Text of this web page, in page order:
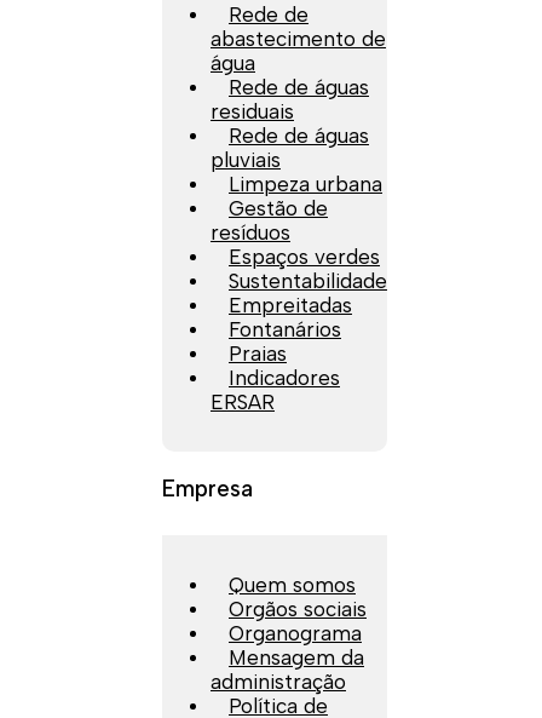
Rede de
abastecimento de
água
Rede de águas
residuais
Rede de águas
pluviais
Limpeza urbana
Gestão de
resíduos
Espaços verdes
Sustentabilidade
Empreitadas
Fontanários
Praias
Indicadores
ERSAR
Empresa
Quem somos
Orgãos sociais
Organograma
Mensagem da
administração
Política de